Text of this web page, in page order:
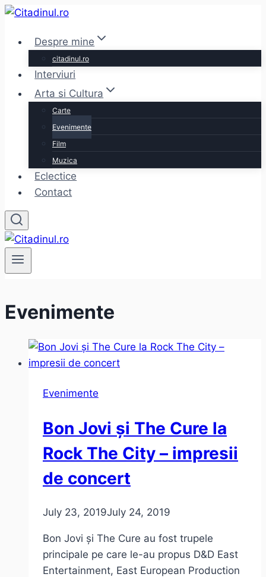
Skip
contentDespre mine
citadinul.ro
Interviuri
Arta si Cultura
Carte
Evenimente
Film
Muzica
Eclectice
Contact
Evenimente
Evenimente
Bon Jovi și The Cure la
Rock The City – impresii
de concert
July 23, 2019July 24, 2019
Bon Jovi și The Cure au fost trupele
principale pe care le-au propus D&D East
Entertainment, East European Production